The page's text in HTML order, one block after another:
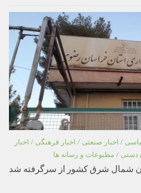
/ اخبار صنعتی / اخبار فرهنگی / اخبار
دستی / مطبوعات و رسانه ها
شمال شرق کشور از سرگرفته شد